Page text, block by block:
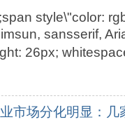
style\"color:
sansserif,
26px;
市场分化明显：几